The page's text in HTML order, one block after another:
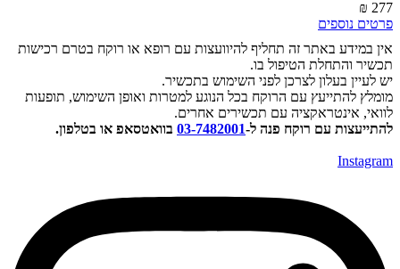
277
נוספים
במידע באתר זה תחליף להיוועצות עם רופא או רוקח בטרם רכישות
והתחלת הטיפול בו.
לעיין בעלון לצרכן לפני השימוש בתכשיר.
להתייעץ עם הרוקח בכל הנוגע למטרות ואופן השימוש, תופעות
אינטראקציה עם תכשירים אחרים.
עם רוקח פנה ל- 03-7482001בוואטסאפ או בטלפון.